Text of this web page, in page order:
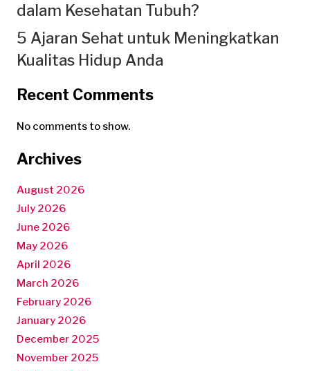
dalam Kesehatan Tubuh?
5 Ajaran Sehat untuk Meningkatkan
Kualitas Hidup Anda
Recent Comments
No comments to show.
Archives
August 2026
July 2026
June 2026
May 2026
April 2026
March 2026
February 2026
January 2026
December 2025
November 2025